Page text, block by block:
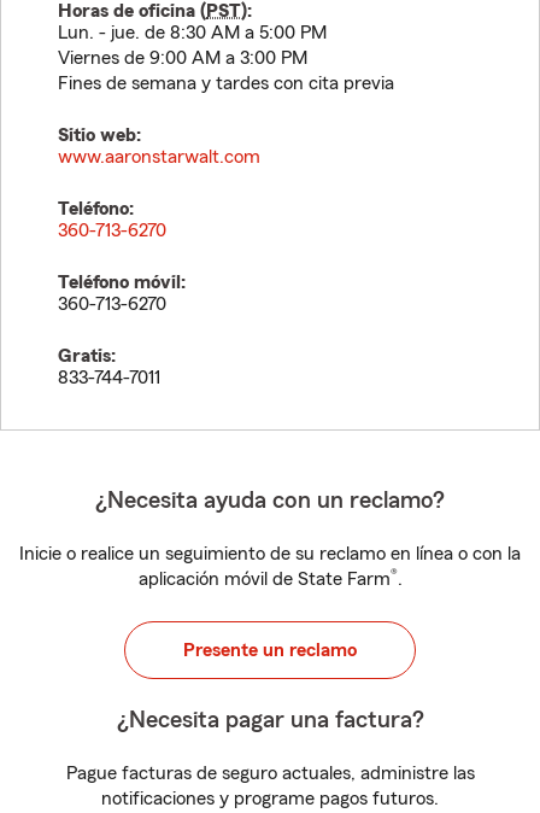
Horas de oficina (PST):
Lun. - jue. de 8:30 AM a 5:00 PM
Viernes de 9:00 AM a 3:00 PM
Fines de semana y tardes con cita previa
Sitio web:
www.aaronstarwalt.com
Teléfono:
360-713-6270
Teléfono móvil:
360-713-6270
Gratis:
833-744-7011
¿Necesita ayuda con un reclamo?
Inicie o realice un seguimiento de su reclamo en línea o con la
aplicación móvil de State Farm®.
Presente un reclamo
¿Necesita pagar una factura?
Pague facturas de seguro actuales, administre las
notificaciones y programe pagos futuros.